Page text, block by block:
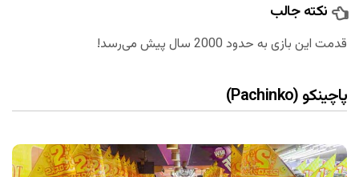
نکته جالب
قدمت این بازی به حدود 2000 سال پیش می‌رسد!
پاچینکو (Pachinko)